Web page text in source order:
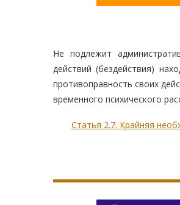
Не подлежит
действий (бездействия)
противоправность своих
временного психического
Статья 2.7. Крайняя